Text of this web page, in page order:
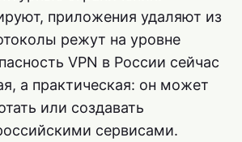
приложения удаляют из
режут на уровне
VPN в России сейчас
а практическая: он может
или создавать
сервисами.